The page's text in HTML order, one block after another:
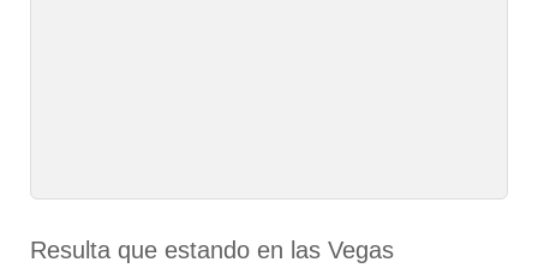
Resulta que estando en las Vegas